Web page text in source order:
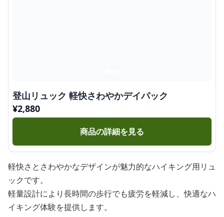
登山リュック 軽快さわやかデイパック
¥2,880
商品の詳細を見る
軽快さとさわやかなデザインが魅力的なハイキング用リュ
ックです。
軽量設計により長時間の歩行でも疲労を軽減し、快適なハ
イキング体験を提供します。